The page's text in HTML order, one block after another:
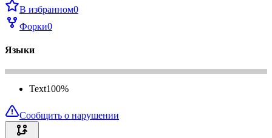
В избранном0
Форки0
Языки
Text100%
Сообщить о нарушении